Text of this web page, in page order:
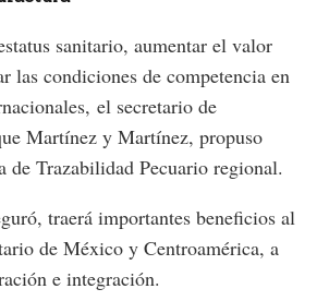
sanitario, aumentar el valor
las condiciones de competencia en
el secretario de
Martínez y Martínez, propuso
de Trazabilidad Pecuario regional.
traerá importantes beneficios al
de México y Centroamérica, a
e integración.